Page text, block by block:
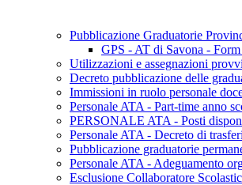
Pubblicazione Graduatorie
GPS - AT di Savona -
Utilizzazioni e assegnazioni
Decreto pubblicazione delle
Immissioni in ruolo personale
Personale ATA - Part-time anno
PERSONALE ATA - Posti
Personale ATA - Decreto di
Pubblicazione graduatorie
Personale ATA - Adeguamento
Esclusione Collaboratore